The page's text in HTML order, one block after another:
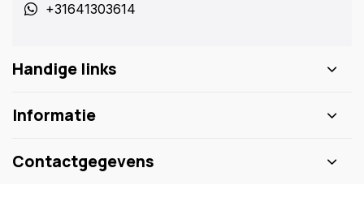
+31641303614
Handige links
Informatie
Contactgegevens